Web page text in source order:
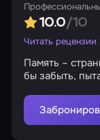
10.0/10
Читать рецензии
Память –
бы забыть,
В небольшом
штате Мэн,
который